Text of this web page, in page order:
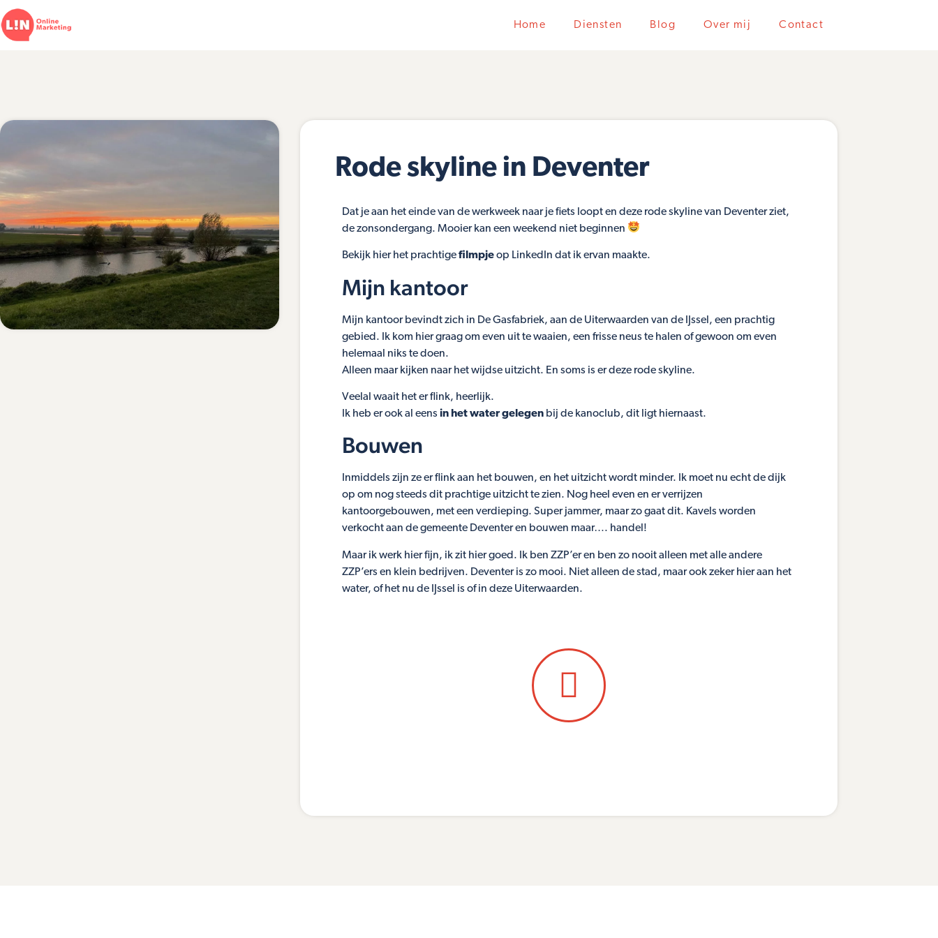
Home Diensten Blog Over mij Contact
Rode skyline in Deventer
Dat je aan het einde van de werkweek naar je fiets loopt en deze rode skyline van Deventer ziet,
de zonsondergang. Mooier kan een weekend niet beginnen
Bekijk hier het prachtigefilmpjeop LinkedIn dat ik ervan maakte.
Mijn kantoor
Mijn kantoor bevindt zich in De Gasfabriek, aan de Uiterwaarden van de IJssel, een prachtig
gebied. Ik kom hier graag om even uit te waaien, een frisse neus te halen of gewoon om even
helemaal niks te doen.
Alleen maar kijken naar het wijdse uitzicht. En soms is er deze rode skyline.
Veelal waait het er flink, heerlijk.
Ik heb er ook al eens in het water gelegenbij de kanoclub, dit ligt hiernaast.
Bouwen
Inmiddels zijn ze er flink aan het bouwen, en het uitzicht wordt minder. Ik moet nu echt de dijk
op om nog steeds dit prachtige uitzicht te zien. Nog heel even en er verrijzen
kantoorgebouwen, met een verdieping. Super jammer, maar zo gaat dit. Kavels worden
verkocht aan de gemeente Deventer en bouwen maar…. handel!
Maar ik werk hier fijn, ik zit hier goed. Ik ben ZZP’er en ben zo nooit alleen met alle andere
ZZP’ers en klein bedrijven. Deventer is zo mooi. Niet alleen de stad, maar ook zeker hier aan het
water, of het nu de IJssel is of in deze Uiterwaarden.